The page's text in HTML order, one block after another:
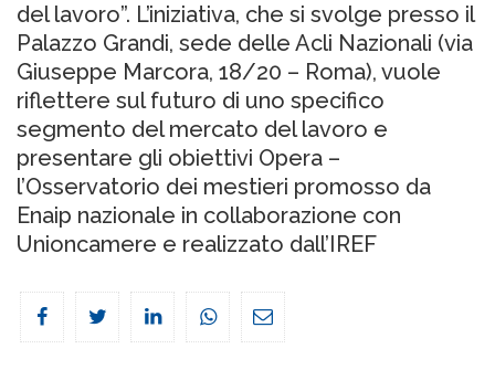
del lavoro”. L’iniziativa, che si svolge presso il
Palazzo Grandi, sede delle Acli Nazionali (via
Giuseppe Marcora, 18/20 – Roma), vuole
riflettere sul futuro di uno specifico
segmento del mercato del lavoro e
presentare gli obiettivi Opera –
l’Osservatorio dei mestieri promosso da
Enaip nazionale in collaborazione con
Unioncamere e realizzato dall’IREF